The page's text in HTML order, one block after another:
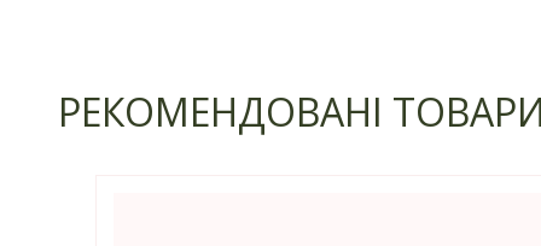
РЕКОМЕНДОВАНІ